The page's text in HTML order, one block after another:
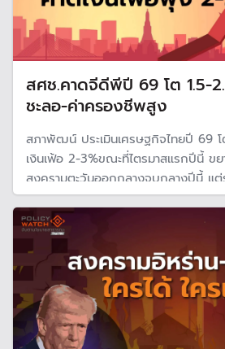
สศช.คาดจีดีพีปี 69 โต 1.5-
ชะลอ-ค่าครองชีพสูง
สภาพัฒน์ ประเมินเศรษฐกิจไทยปี 69 โ
เงินเฟ้อ 2-3%ขณะที่ไตรมาสแรกปีนี้ ข
สงครามตะวันออกกลางจบกลางปีนี้ แต่
แพงต่อเนื่อง หวั่นกระทบค่าครองชีพปร